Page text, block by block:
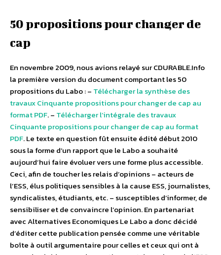
50 propositions pour changer de
cap
En novembre 2009, nous avions relayé sur CDURABLE.Info
la première version du document comportant les 50
propositions du Labo : – Télécharger la synthèse des
travaux Cinquante propositions pour changer de cap au
format PDF. – Télécharger l’intégrale des travaux
Cinquante propositions pour changer de cap au format
PDF. Le texte en question fût ensuite édité début 2010
sous la forme d’un rapport que le Labo a souhaité
aujourd’hui faire évoluer vers une forme plus accessible.
Ceci, afin de toucher les relais d’opinions – acteurs de
l’ESS, élus politiques sensibles à la cause ESS, journalistes,
syndicalistes, étudiants, etc. – susceptibles d’informer, de
sensibiliser et de convaincre l’opinion. En partenariat
avec Alternatives Economiques Le Labo a donc décidé
d’éditer cette publication pensée comme une véritable
boîte à outil argumentaire pour celles et ceux qui ont à